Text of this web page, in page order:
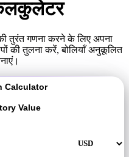
तुरंत गणना करने के लिए अपना
की तुलना करें, बोलियाँ अनुकूलित
Calculator
Value